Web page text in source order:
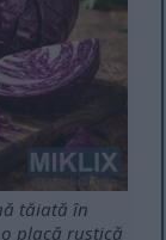
tăiată în
placă rustică